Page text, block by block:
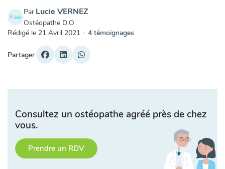
Par Lucie VERNEZ
Ostéopathe D.O
Rédigé le 21 Avril 2021 · 4 témoignages
Partager
Consultez un ostéopathe agréé près de chez
vous.
Prendre un RDV